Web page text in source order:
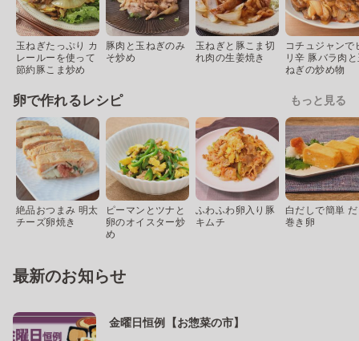
玉ねぎたっぷり カ
レールーを使って
節約豚こま炒め
豚肉と玉ねぎのみ
そ炒め
玉ねぎと豚こま切
れ肉の生姜焼き
コチュジャンで
リ辛 豚バラ肉
ねぎの炒め物
卵で作れるレシピ もっと見る
絶品おつまみ 明太
チーズ卵焼き
ピーマンとツナと
卵のオイスター炒
め
ふわふわ卵入り豚
キムチ
白だしで簡単
巻き卵
最新のお知らせ
金曜日恒例【お惣菜の市】